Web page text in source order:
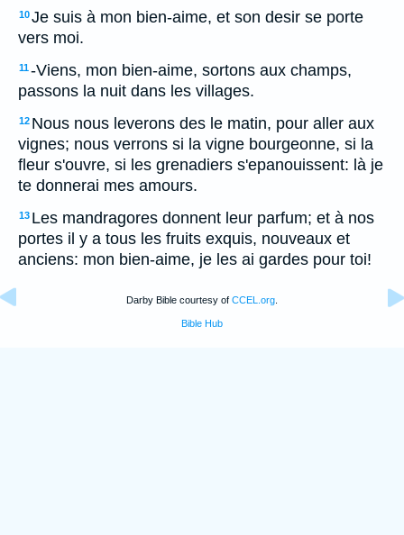
10Je suis à mon bien-aime, et son desir se porte
vers moi.
11-Viens, mon bien-aime, sortons aux champs,
passons la nuit dans les villages.
12 Nous nous leverons des le matin, pour aller aux
vignes; nous verrons si la vigne bourgeonne, si la
fleur s'ouvre, si les grenadiers s'epanouissent: là je
te donnerai mes amours.
13 Les mandragores donnent leur parfum; et à nos
portes il y a tous les fruits exquis, nouveaux et
anciens: mon bien-aime, je les ai gardes pour toi!
Darby Bible courtesy of CCEL.org
Bible Hub